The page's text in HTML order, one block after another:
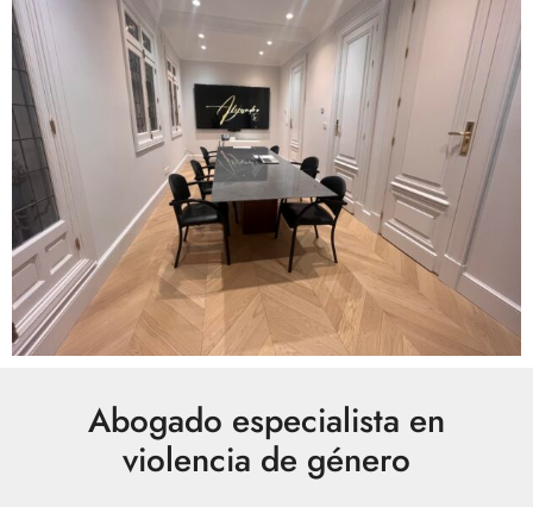
Abogado especialista en
violencia de género